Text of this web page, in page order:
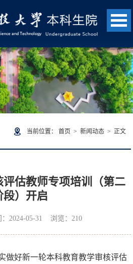
当前位置： 首页 > 新闻动态> 正文
估教师专项培训（第二
段）开启
2024-05-31 浏览： 210
好新一轮本科教育教学审核评估